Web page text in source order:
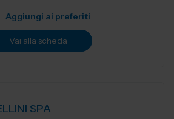
Aggiungi ai preferiti
Vai alla scheda
SPA